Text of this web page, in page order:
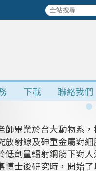
下載 聯絡我們
主要投身於分子生物
響與篩選出能幫助